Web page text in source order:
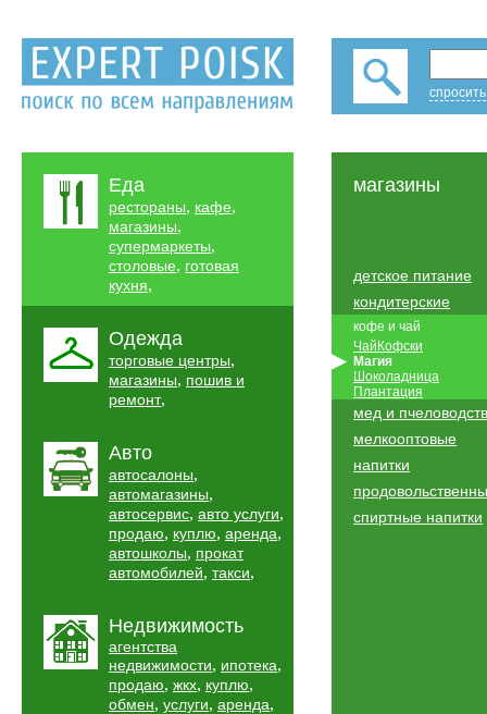
Еда
рестораны, кафе,
магазины,
супермаркеты,
столовые, готовая
кухня,
Одежда
торговые центры,
магазины, пошив и
ремонт,
Авто
автосалоны,
автомагазины,
автосервис, авто услуги,
продаю, куплю, аренда,
автошколы, прокат
автомобилей, такси,
Недвижимость
агентства
недвижимости, ипотека,
продаю, жкх, куплю,
обмен, услуги, аренда,
магазины
детское питание
кондитерские
кофе и чай
ЧайКофски
Магия
Шоколадница
Плантация
мед и
мелкооптовые
напитки
спиртные напитки